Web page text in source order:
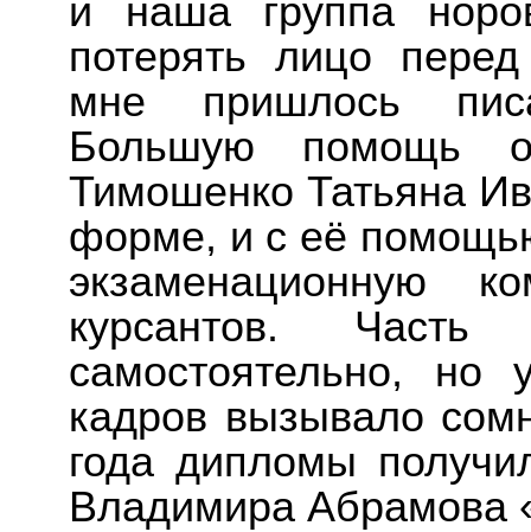
и наша группа
потерять лицо
мне пришлось
Большую помощь
Тимошенко Татьяна
форме, и с её
экзаменационную
курсантов. Часть
самостоятельно, но
кадров вызывало
года дипломы
Владимира Абрамова